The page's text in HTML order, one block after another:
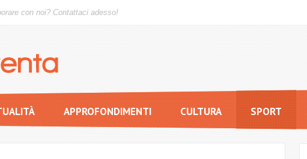
APPROFONDIMENTI CULTURA SPORT
con noi? Contattaci adesso!